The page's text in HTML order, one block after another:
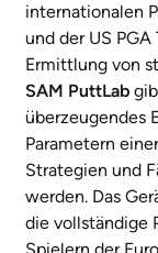
internationalen
und der US
Ermittlung von
SAM PuttLab
überzeugendes
Parametern
Strategien und
werden. Das
die vollständige